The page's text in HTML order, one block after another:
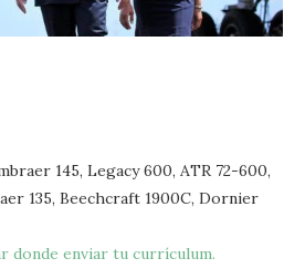
145, Legacy 600, ATR 72-600,
135, Beechcraft 1900C, Dornier
donde enviar tu currículum.